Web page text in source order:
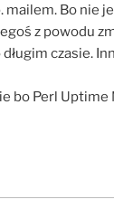
mailem. Bo nie
z powodu
czasie.
bo Perl